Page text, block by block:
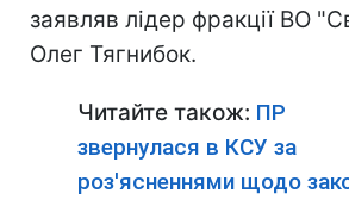
заявляв лідер фракції ВО
Олег Тягнибок.
Читайте також: ПР
звернулася в КСУ за
роз'ясненнями щодо